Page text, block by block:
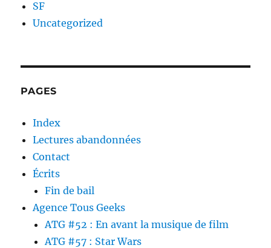
SF
Uncategorized
PAGES
Index
Lectures abandonnées
Contact
Écrits
Fin de bail
Agence Tous Geeks
ATG #52 : En avant la musique de film
ATG #57 : Star Wars